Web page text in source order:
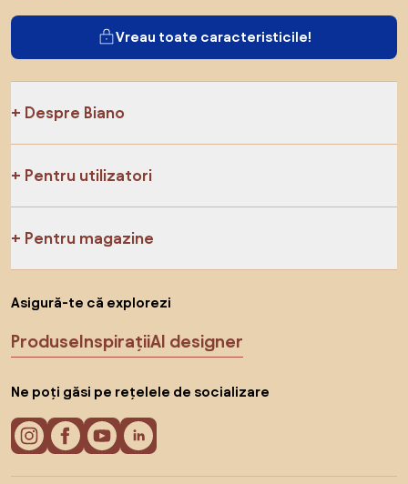
Vreau toate caracteristicile!
Despre Biano
Pentru utilizatori
Pentru magazine
Asigură-te că explorezi
ProduseInspirațiiAI designer
Ne poți găsi pe rețelele de socializare